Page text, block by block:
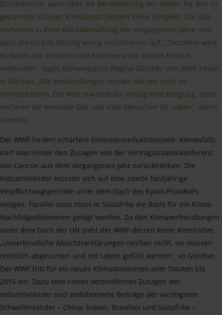
Durchbrüche. Auch über die Bereitstellung der Gelder für den so
genannten Grünen Klimafonds besteht keine Einigkeit. Die USA
verharren in ihrer Blockadehaltung der vergangenen Jahre und
auch die EU tritt bislang wenig entschlossen auf. „Trotzdem wäre
es falsch das Scheitern der Konferenz vor dessen Ende zu
verkünden“, sagte Klimaexpertin Regine Günther vom WWF heute
in Durban. „Die Verhandlungen stecken derzeit noch im
Klimaschlamm. Die Welt erwartet bis Freitag eine Einigung, sonst
verlieren wir wertvolle Zeit und viele Menschen ihr Leben“, warnt
Günther.
Der WWF fordert schärfere Emissionsreduktionsziele. Keinesfalls
darf man hinter den Zusagen von der Vertragsstaatenkonferenz
von Cancún aus dem vergangenen Jahr zurückbleiben. Die
Industrieländer müssen sich auf eine zweite fünfjährige
Verpflichtungsperiode unter dem Dach des Kyoto-Protokolls
einigen. Parallel dazu muss in Südafrika die Basis für ein Klima-
Nachfolgeabkommen gelegt werden. Zu den Klimaverhandlungen
unter dem Dach der UN sieht der WWF derzeit keine Alternative.
„Unverbindliche Absichtserklärungen reichen nicht, sie müssen
rechtlich abgesichert und mit Leben gefüllt werden“, so Günther.
Der WWF tritt für ein neues Klimaabkommen aller Staaten bis
2015 ein. Dazu sind neben verbindlichen Zusagen der
Industrieländer und ambitionierte Beiträge der wichtigsten
Schwellenländer – China, Indien, Brasilien und Südafrika –